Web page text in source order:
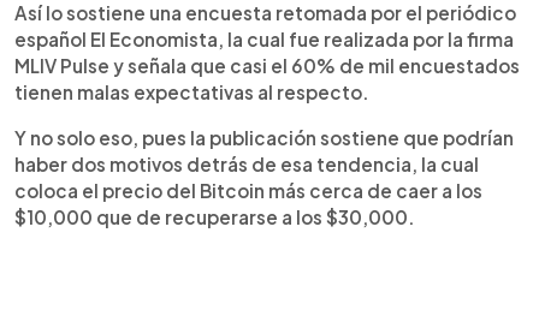
Así lo sostiene una encuesta retomada por el periódico
español El Economista, la cual fue realizada por la firma
MLIV Pulse y señala que casi el 60% de mil encuestados
tienen malas expectativas al respecto.
Y no solo eso, pues la publicación sostiene que podrían
haber dos motivos detrás de esa tendencia, la cual
coloca el precio del Bitcoin más cerca de caer a los
$10,000 que de recuperarse a los $30,000.